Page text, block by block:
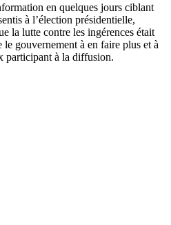
en quelques jours ciblant
à l’élection présidentielle,
la lutte contre les ingérences était
gouvernement à en faire plus et à
participant à la diffusion.